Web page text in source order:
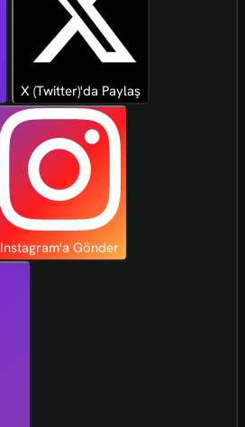
X (Twitter)'da Paylaş
Instagram'a Gönder